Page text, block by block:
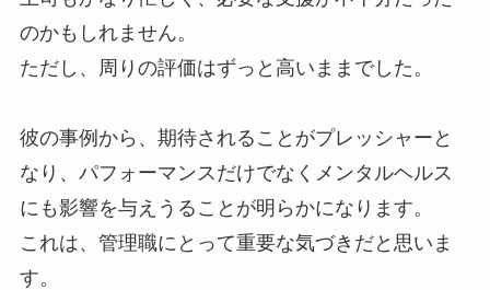
のかもしれません。
ただし、周りの評価はずっと高いままでした。
彼の事例から、期待されることがプレッシャーと
なり、パフォーマンスだけでなくメンタルヘルス
にも影響を与えうることが明らかになります。
これは、管理職にとって重要な気づきだと思いま
す。